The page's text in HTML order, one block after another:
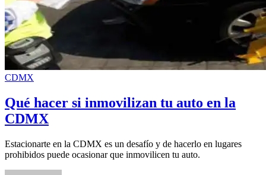
CDMX
Qué hacer si inmovilizan tu auto en la
CDMX
Estacionarte en la CDMX es un desafío y de hacerlo en lugares
prohibidos puede ocasionar que inmovilicen tu auto.